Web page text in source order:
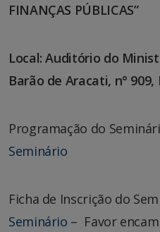
FINANÇAS PÚBLICAS”
Local: Auditório do
Barão de Aracati, n°
Programação do
Seminário
Ficha de Inscrição do
Seminário – Favor